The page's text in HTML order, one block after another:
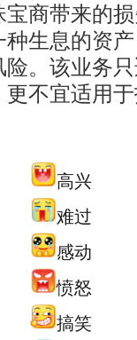
商带来的
生息的资
。该业务
不宜适用
高兴
难过
感动
愤怒
搞笑